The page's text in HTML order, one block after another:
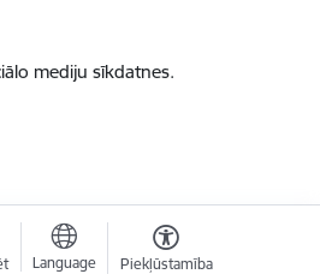
mediju sīkdatnes.
Language Piekļūstamība